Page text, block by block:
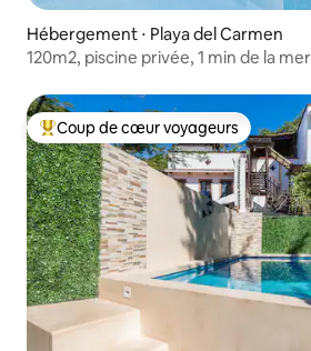
Hébergement ⋅ Playa del Carmen
120m2, piscine privée, 1 min de la mer
Coups de cœur voyageurs les plus
Coup de cœur voyageurs